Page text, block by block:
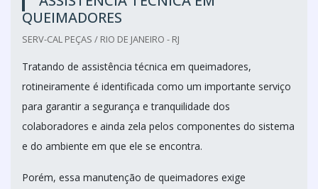
QUEIMADORES
SERV-CAL PEÇAS / RIO DE JANEIRO - RJ
Tratando de assistência técnica em queimadores,
rotineiramente é identificada como um importante serviço
para garantir a segurança e tranquilidade dos
colaboradores e ainda zela pelos componentes do sistema
e do ambiente em que ele se encontra.
Porém, essa manutenção de queimadores exige